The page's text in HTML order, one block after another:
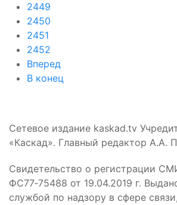
2449
2450
2451
2452
Вперед
В конец
Сетевое издание kaskad.tv
«Каскад». Главный редактор А.А.
Свидетельство о регистрации
ФС77‑75488 от 19.04.2019 г.
службой по надзору в сфере связи,